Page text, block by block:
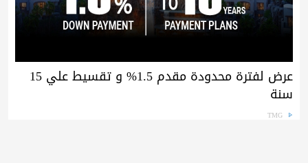
عرض لفترة محدودة مقدم 1.5% و تقسيط علي 15
سنة
TMG